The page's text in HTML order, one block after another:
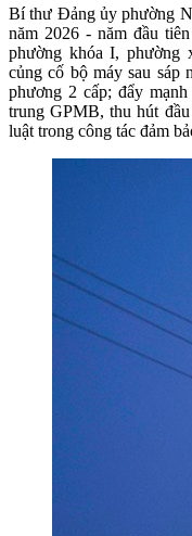
Bí thư Đảng ủy phường
năm 2026 - năm đầu
phường khóa I, phường
củng cố bộ máy sau sáp
phương 2 cấp; đẩy
trung GPMB, thu hút
luật trong công tác đảm